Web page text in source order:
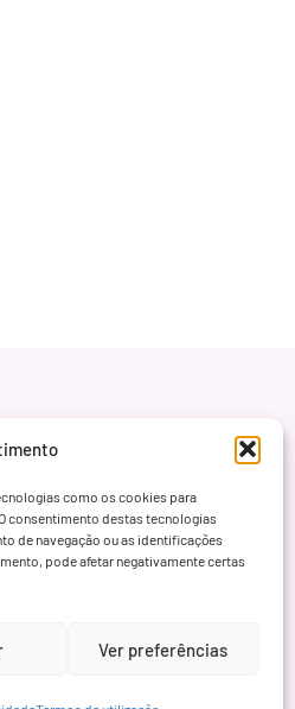
como os cookies para
consentimento destas tecnologias
de navegação ou as identificações
pode afetar negativamente certas
Ver preferências